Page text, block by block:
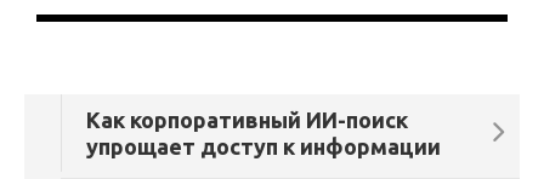
Как корпоративный ИИ-поиск
упрощает доступ к информации